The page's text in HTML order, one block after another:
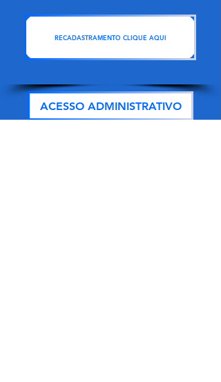
RECADASTRAMENTO CLIQUE AQUI
ACESSO ADMINISTRATIVO